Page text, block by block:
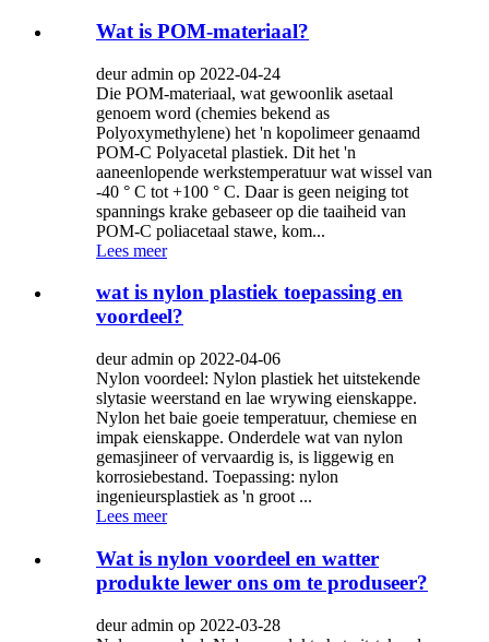
Wat is POM-materiaal?
deur admin op 2022-04-24
Die POM-materiaal, wat gewoonlik asetaal
genoem word (chemies bekend as
Polyoxymethylene) het 'n kopolimeer genaamd
POM-C Polyacetal plastiek. Dit het 'n
aaneenlopende werkstemperatuur wat wissel van
-40 ° C tot +100 ° C. Daar is geen neiging tot
spannings krake gebaseer op die taaiheid van
POM-C poliacetaal stawe, kom...
Lees meer
wat is nylon plastiek toepassing en
voordeel?
deur admin op 2022-04-06
Nylon voordeel: Nylon plastiek het uitstekende
slytasie weerstand en lae wrywing eienskappe.
Nylon het baie goeie temperatuur, chemiese en
impak eienskappe. Onderdele wat van nylon
gemasjineer of vervaardig is, is liggewig en
korrosiebestand. Toepassing: nylon
ingenieursplastiek as 'n groot ...
Lees meer
Wat is nylon voordeel en watter
produkte lewer ons om te produseer?
deur admin op 2022-03-28